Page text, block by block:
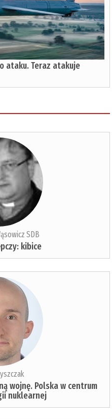
ataku. Teraz atakuje
SDB
kibice
wojnę. Polska w centrum
nuklearnej